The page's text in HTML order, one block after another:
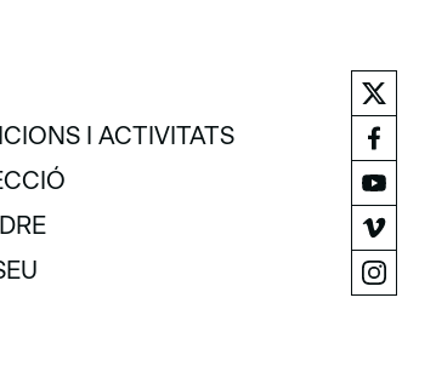
I ACTIVITATS
I ACTIVITATS